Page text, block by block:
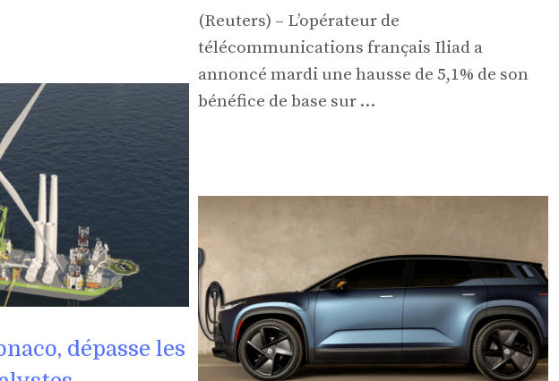
(Reuters) – L’opérateur de
télécommunications français Iliad a
annoncé mardi une hausse de 5,1% de son
bénéfice de base sur …
dépasse les